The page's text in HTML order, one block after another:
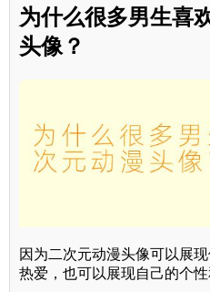
为什么很多男生喜
头像？
因为二次元动漫头像可以展
热爱，也可以展现自己的个性